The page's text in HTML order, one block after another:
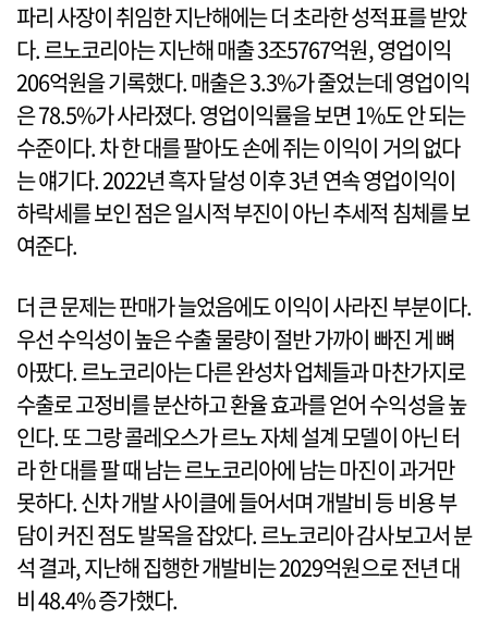
파리 사장이 취임한 지난해에는 더 초라한 성적표를 받았
다. 르노코리아는 지난해 매출 3조5767억원, 영업이익
206억원을 기록했다. 매출은 3.3%가 줄었는데 영업이익
은 78.5%가 사라졌다. 영업이익률을 보면 1%도 안 되는
수준이다. 차 한 대를 팔아도 손에 쥐는 이익이 거의 없다
는 얘기다. 2022년 흑자 달성 이후 3년 연속 영업이익이
하락세를 보인 점은 일시적 부진이 아닌 추세적 침체를 보
여준다.
더 큰 문제는 판매가 늘었음에도 이익이 사라진 부분이다.
우선 수익성이 높은 수출 물량이 절반 가까이 빠진 게 뼈
아팠다. 르노코리아는 다른 완성차 업체들과 마찬가지로
수출로 고정비를 분산하고 환율 효과를 얻어 수익성을 높
인다. 또 그랑 콜레오스가 르노 자체 설계 모델이 아닌 터
라 한 대를 팔 때 남는 르노코리아에 남는 마진이 과거만
못하다. 신차 개발 사이클에 들어서며 개발비 등 비용 부
담이 커진 점도 발목을 잡았다. 르노코리아 감사보고서 분
석 결과, 지난해 집행한 개발비는 2029억원으로 전년 대
비 48.4% 증가했다.